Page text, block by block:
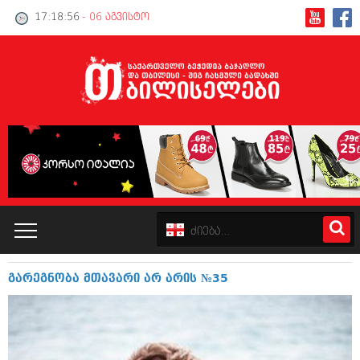
17:18:57 - 06 აგვისტო
კატალოგი
პოლიტიკა
გარეგნობა მთავარი არ არის №35